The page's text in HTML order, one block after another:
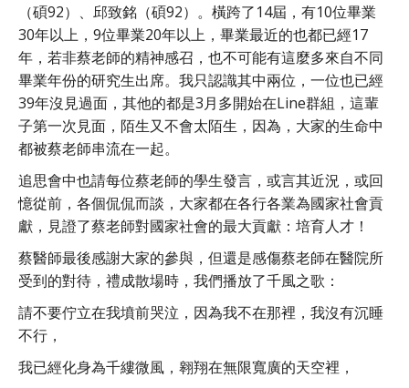
（碩92）、邱致銘（碩92）。橫跨了14屆，有10位畢業
30年以上，9位畢業20年以上，畢業最近的也都已經17
年，若非蔡老師的精神感召，也不可能有這麼多來自不同
畢業年份的研究生出席。我只認識其中兩位，一位也已經
39年沒見過面，其他的都是3月多開始在Line群組，這輩
子第一次見面，陌生又不會太陌生，因為，大家的生命中
都被蔡老師串流在一起。
追思會中也請每位蔡老師的學生發言，或言其近況，或回
憶從前，各個侃侃而談，大家都在各行各業為國家社會貢
獻，見證了蔡老師對國家社會的最大貢獻：培育人才！
蔡醫師最後感謝大家的參與，但還是感傷蔡老師在醫院所
受到的對待，禮成散場時，我們播放了千風之歌：
請不要佇立在我墳前哭泣，因為我不在那裡，我沒有沉睡
不行，
我已經化身為千縷微風，翱翔在無限寬廣的天空裡，